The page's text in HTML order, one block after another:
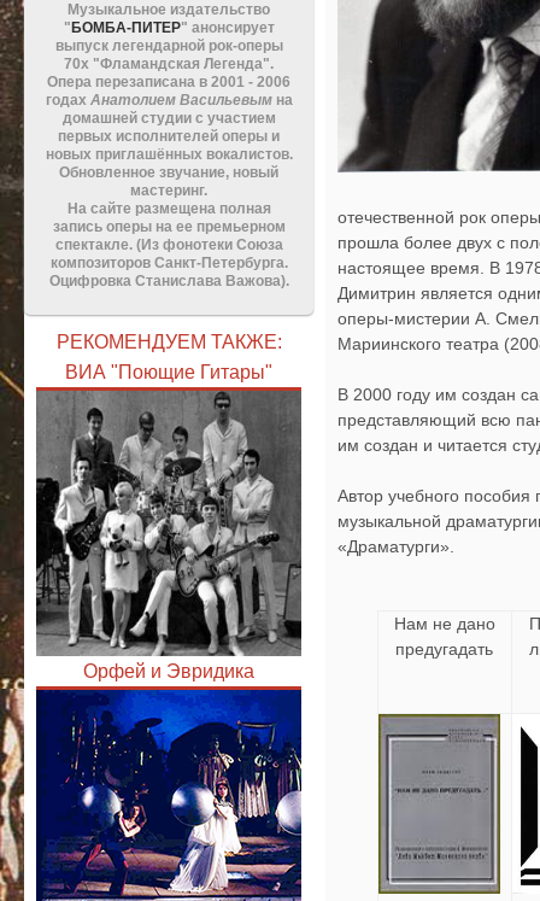
Музыкальное издательство
" БОМБА-ПИТЕР" анонсирует
выпуск легендарной рок-оперы
70х "Фламандская Легенда".
Опера перезаписана в 2001 - 2006
годах Анатолием Васильевымна
домашней студии с участием
первых исполнителей оперы и
новых приглашённых вокалистов.
Обновленное звучание, новый
мастеринг.
На сайте размещена полная
запись оперы на ее премьерном
спектакле. (Из фонотеки Союза
композиторов Санкт-Петербурга.
Оцифровка Станислава Важова).
РЕКОМЕНДУЕМ ТАКЖЕ:
ВИА "Поющие Гитары"
Орфей и Эвридика
отечественной рок
прошла более двух с
настоящее время. В
Димитрин является
оперы-мистерии А.
Мариинского театра
В 2000 году им создан
представляющий всю
им создан и читается
Автор учебного пособия
музыкальной
«Драматурги».
Нам не дано
предугадать